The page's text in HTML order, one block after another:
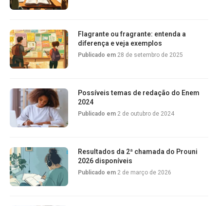
Flagrante ou fragrante: entenda a
diferença e veja exemplos
Publicado em 28 de setembro de 2025
Possíveis temas de redação do Enem
2024
Publicado em 2 de outubro de 2024
Resultados da 2ª chamada do Prouni
2026 disponíveis
Publicado em 2 de março de 2026